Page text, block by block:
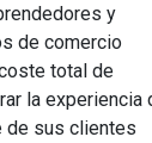
y
de comercio
total de
la experiencia
de sus clientes